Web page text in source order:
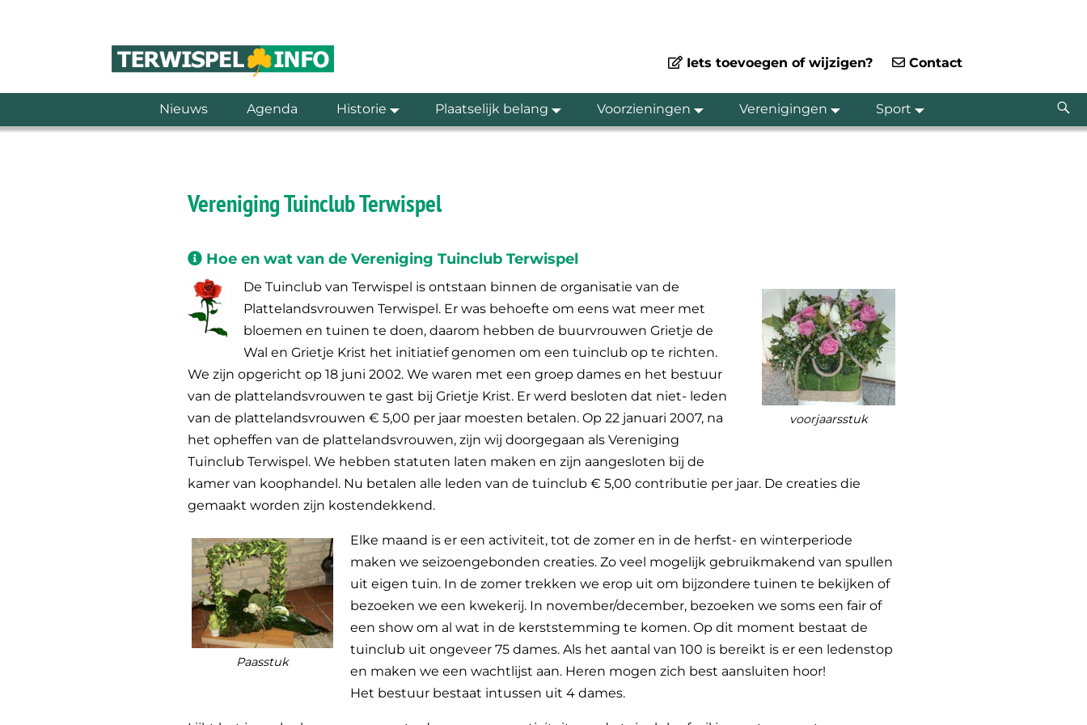
Iets toevoegen of wijzigen? Contact
Nieuws Agenda Historie Plaatselijk belang Voorzieningen Verenigingen Sport
Vereniging Tuinclub Terwispel
Hoe en wat van de Vereniging Tuinclub Terwispel
voorjaarsstuk
De Tuinclub van Terwispel is ontstaan binnen de organisatie van de
Plattelandsvrouwen Terwispel. Er was behoefte om eens wat meer met
bloemen en tuinen te doen, daarom hebben de buurvrouwen Grietje de
Wal en Grietje Krist het initiatief genomen om een tuinclub op te richten.
We zijn opgericht op 18 juni 2002. We waren met een groep dames en het bestuur
van de plattelandsvrouwen te gast bij Grietje Krist. Er werd besloten dat niet- leden
van de plattelandsvrouwen € 5,00 per jaar moesten betalen. Op 22 januari 2007, na
het opheffen van de plattelandsvrouwen, zijn wij doorgegaan als Vereniging
Tuinclub Terwispel. We hebben statuten laten maken en zijn aangesloten bij de
kamer van koophandel. Nu betalen alle leden van de tuinclub € 5,00 contributie per jaar. De creaties die
gemaakt worden zijn kostendekkend.
Paasstuk
Elke maand is er een activiteit, tot de zomer en in de herfst- en winterperiode
maken we seizoengebonden creaties. Zo veel mogelijk gebruikmakend van spullen
uit eigen tuin. In de zomer trekken we erop uit om bijzondere tuinen te bekijken of
bezoeken we een kwekerij. In november/december, bezoeken we soms een fair of
een show om al wat in de kerststemming te komen. Op dit moment bestaat de
tuinclub uit ongeveer 75 dames. Als het aantal van 100 is bereikt is er een ledenstop
en maken we een wachtlijst aan. Heren mogen zich best aansluiten hoor!
Het bestuur bestaat intussen uit 4 dames.